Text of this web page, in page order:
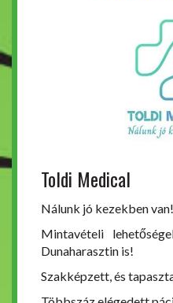
Toldi Medical
Nálunk jó kezekben van!
Mintavételi
Dunaharasztin is!
Szakképzett, és